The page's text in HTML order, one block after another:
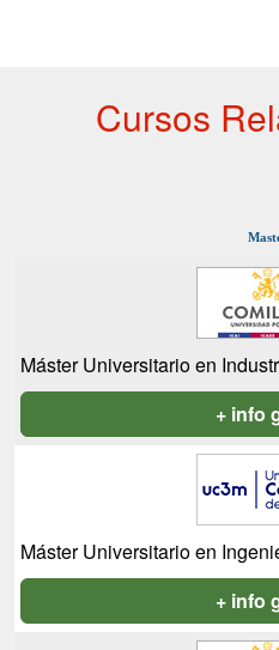
Cursos
Máster Universitario en
+ info
Máster Universitario en
+ info